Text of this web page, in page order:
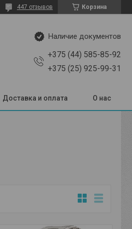
Корзина
447 отзывов
Наличие документов
+375 (44) 585-85-92
+375 (25) 925-99-31
Доставка и оплата О нас